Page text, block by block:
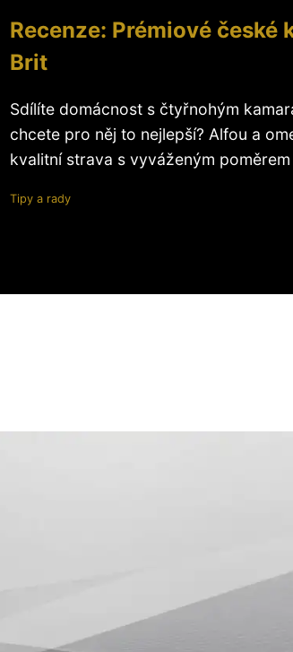
Recenze: Prémiové české
Brit
Sdílíte domácnost s čtyřnohým
chcete pro něj to nejlepší? Alfou a
kvalitní strava s vyváženým
Tipy a rady